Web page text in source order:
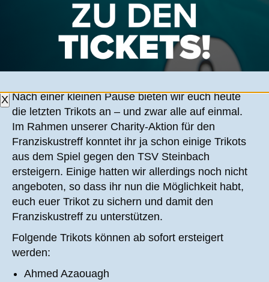
haben
EURE CHANCE AUF EIN GETRAGENES
SPIELERTRIKOT
Nach einer kleinen Pause bieten wir euch heute
die letzten Trikots an – und zwar alle auf einmal.
Im Rahmen unserer Charity-Aktion für den
Franziskustreff konntet ihr ja schon einige Trikots
aus dem Spiel gegen den TSV Steinbach
ersteigern. Einige hatten wir allerdings noch nicht
angeboten, so dass ihr nun die Möglichkeit habt,
euch euer Trikot zu sichern und damit den
Franziskustreff zu unterstützen.
Folgende Trikots können ab sofort ersteigert
werden:
Ahmed Azaouagh
X